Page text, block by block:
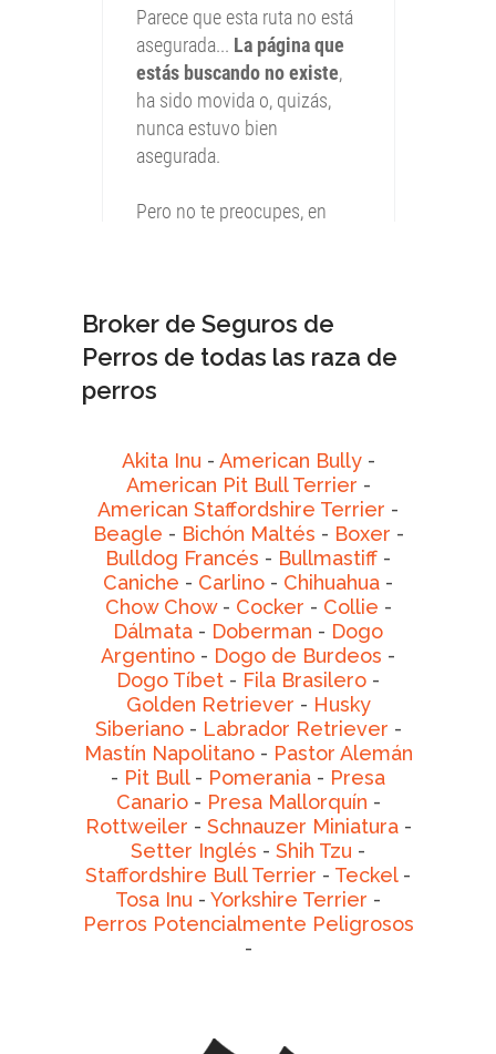
Broker de Seguros de
Perros de todas las raza de
perros
Akita Inu - American Bully-
American Pit Bull Terrier -
American Staffordshire Terrier -
Beagle - Bichón Maltés - Boxer -
Bulldog Francés - Bullmastiff -
Caniche - Carlino - Chihuahua -
Chow Chow- Cocker - Collie -
Dálmata - Doberman - Dogo
Argentino - Dogo de Burdeos -
Dogo Tíbet - Fila Brasilero -
Golden Retriever - Husky
Siberiano- Labrador Retriever -
Mastín Napolitano- Pastor Alemán
- Pit Bull- Pomerania - Presa
Canario- Presa Mallorquín -
Rottweiler - Schnauzer Miniatura-
Setter Inglés - Shih Tzu -
Staffordshire Bull Terrier - Teckel-
Tosa Inu - Yorkshire Terrier -
Perros Potencialmente Peligrosos
-